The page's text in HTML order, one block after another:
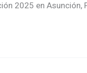
2025 en Asunción,